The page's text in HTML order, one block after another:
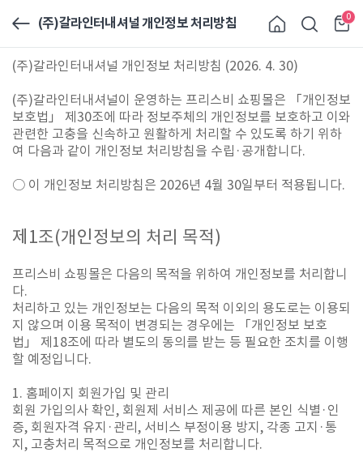
(주)갈라인터내셔널 개인정보 처리방침 0
(주)갈라인터내셔널 개인정보 처리방침 (2026. 4. 30)
(주)갈라인터내셔널이 운영하는 프리스비 쇼핑몰은 「개인정보
보호법」 제30조에 따라 정보주체의 개인정보를 보호하고 이와
관련한 고충을 신속하고 원활하게 처리할 수 있도록 하기 위하
여 다음과 같이 개인정보 처리방침을 수립·공개합니다.
○ 이 개인정보 처리방침은 2026년 4월 30일부터 적용됩니다.
제 1조(개인정보의 처리 목적)
프리스비 쇼핑몰은 다음의 목적을 위하여 개인정보를 처리합니
다.
처리하고 있는 개인정보는 다음의 목적 이외의 용도로는 이용되
지 않으며 이용 목적이 변경되는 경우에는 「개인정보 보호
법」 제18조에 따라 별도의 동의를 받는 등 필요한 조치를 이행
할 예정입니다.
1. 홈페이지 회원가입 및 관리
회원 가입의사 확인, 회원제 서비스 제공에 따른 본인 식별·인
증, 회원자격 유지·관리, 서비스 부정이용 방지, 각종 고지·통
지, 고충처리 목적으로 개인정보를 처리합니다.